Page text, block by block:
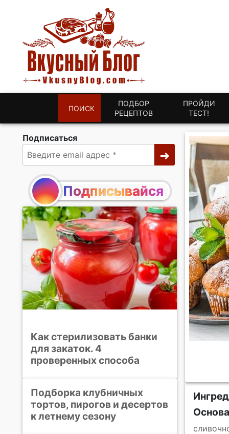
ПОИСК
ПОДБОР
РЕЦЕПТОВ
ПРОЙДИ
ТЕСТ!
Основа
Подписаться
Подписывайся
Как стерилизовать банки
для закаток. 4
проверенных способа
Подборка клубничных
тортов, пирогов и десертов
к летнему сезону